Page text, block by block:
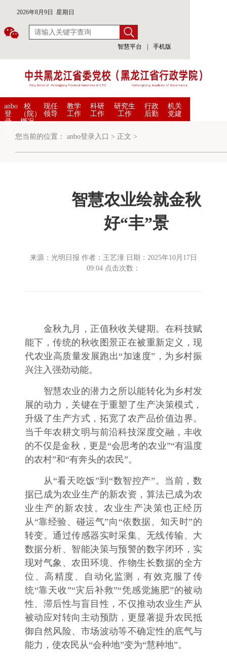
2026年8月9日 星期日
智慧平台 手机版
anbo
登
录
校
（院）
概况
现任
领导
教学
工作
科研
工作
研究生
工作
行政
后勤
机关
党建
您当前的位置： anbo登录入口 > 正文 >
智慧农业绘就金秋
好“丰”景
来源：光明日报 作者：王艺潼 日期：2025年10月17日
09:04 点击次数：
金秋九月，正值秋收关键期。在科技赋
能下，传统的秋收图景正在被重新定义，现
代农业高质量发展跑出“加速度”，为乡村振
兴注入强劲动能。
智慧农业的潜力之所以能转化为乡村发
展的动力，关键在于重塑了生产决策模式，
升级了生产方式，拓宽了农产品价值边界。
当千年农耕文明与前沿科技深度交融，丰收
的不仅是金秋，更是“会思考的农业”“有温度
的农村”和“有奔头的农民”。
从“看天吃饭”到“数智控产”。当前，数
据已成为农业生产的新农资，算法已成为农
业生产的新农技。农业生产决策也正经历
从“靠经验、碰运气”向“依数据、知天时”的
转变。通过传感器实时采集、无线传输、大
数据分析、智能决策与预警的数字闭环，实
现对气象、农田环境、作物生长数据的全方
位、高精度、自动化监测，有效克服了传
统“靠天收”“灾后补救”“凭感觉施肥”的被动
性、滞后性与盲目性，不仅推动农业生产从
被动应对转向主动预防，更显著提升农民抵
御自然风险、市场波动等不确定性的底气与
能力，使农民从“会种地”变为“慧种地”。